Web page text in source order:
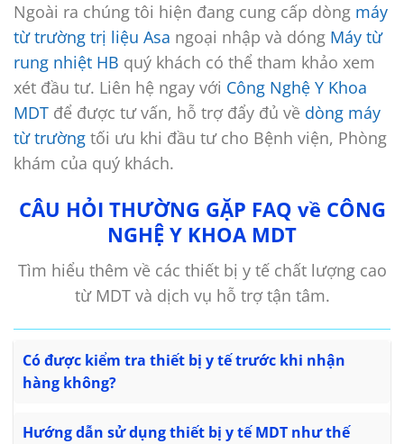
Ngoài ra chúng tôi hiện đang cung cấp dòng máy
từ trường trị liệu Asa ngoại nhập và dóng Máy từ
rung nhiệt HB quý khách có thể tham khảo xem
xét đầu tư. Liên hệ ngay với Công Nghệ Y Khoa
MDT để được tư vấn, hỗ trợ đẩy đủ về dòng máy
từ trường tối ưu khi đầu tư cho Bệnh viện, Phòng
khám của quý khách.
CÂU HỎI THƯỜNG GẶP FAQ về CÔNG
NGHỆ Y KHOA MDT
Tìm hiểu thêm về các thiết bị y tế chất lượng cao
từ MDT và dịch vụ hỗ trợ tận tâm.
Có được kiểm tra thiết bị y tế trước khi nhận
hàng không?
Hướng dẫn sử dụng thiết bị y tế MDT như thế